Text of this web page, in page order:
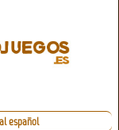
español